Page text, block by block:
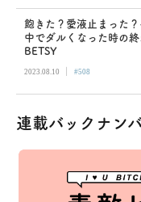
飽きた？愛液止まった
中でダルくなった時の
BETSY
2023.08.10 | #508
連載バックナン